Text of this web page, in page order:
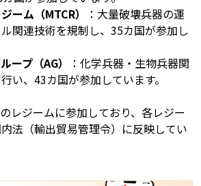
ーム（MTCR）
：大量破壊兵器の運
関連技術を規制し、35カ国が参加し
ープ（AG）
：化学兵器・生物兵器関
い、43カ国が参加しています。
レジームに参加しており、各レジー
法（輸出貿易管理令）に反映してい